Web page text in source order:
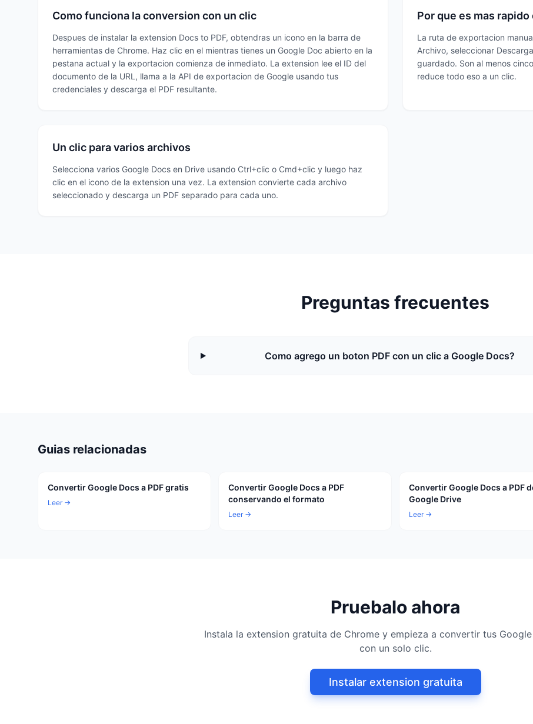
Como funciona la conversion con un clic
Despues de instalar la extension Docs to PDF, obtendras un icono en la barra de
herramientas de Chrome. Haz clic en el mientras tienes un Google Doc abierto en la
pestana actual y la exportacion comienza de inmediato. La extension lee el ID del
documento de la URL, llama a la API de exportacion de Google usando tus
credenciales y descarga el PDF resultante.
Por que es mas
La ruta de exportacion
Archivo, seleccionar
guardado. Son al menos
reduce todo eso a un clic.
Un clic para varios archivos
Selecciona varios Google Docs en Drive usando Ctrl+clic o Cmd+clic y luego haz
clic en el icono de la extension una vez. La extension convierte cada archivo
seleccionado y descarga un PDF separado para cada uno.
Preguntas frecuentes
Como agrego un boton PDF con un clic a Google Docs?
Guias relacionadas
Convertir Google Docs a PDF gratis
Leer →
Convertir Google Docs a PDF
conservando el formato
Leer →
Convertir Google Docs a PDF
Google Drive
Leer →
Pruebalo ahora
Instala la extension gratuita de Chrome y empieza a convertir tus Google
con un solo clic.
Instalar extension gratuita